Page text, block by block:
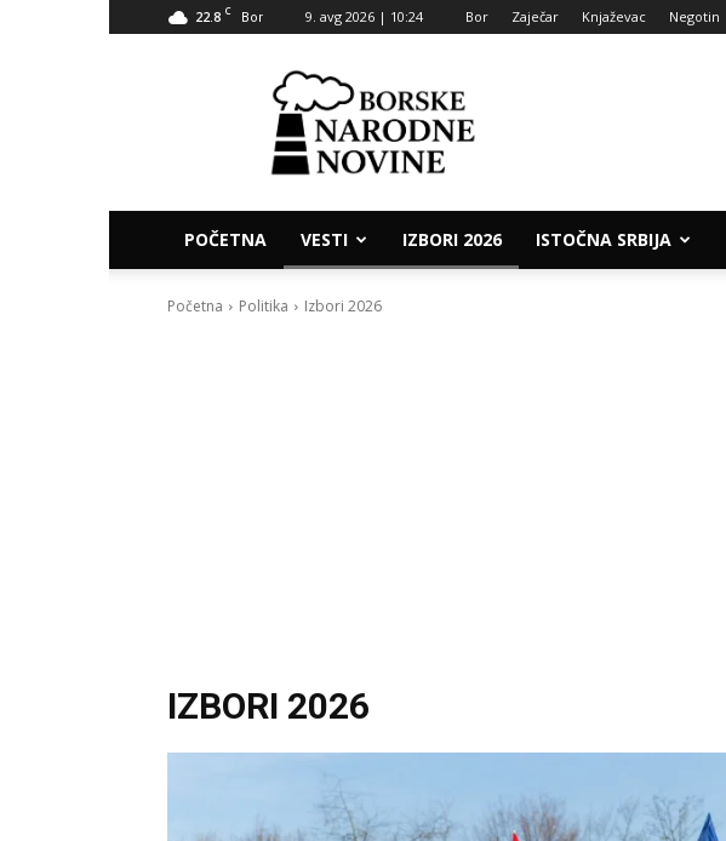
22.8 C Bor 9. avg 2026 | 10:24 Bor Zaječar Knjaževac Negotin
narodne
novine
POČETNA VESTI IZBORI 2026 ISTOČNA SRBIJA
Početna Politika Izbori 2026
IZBORI 2026